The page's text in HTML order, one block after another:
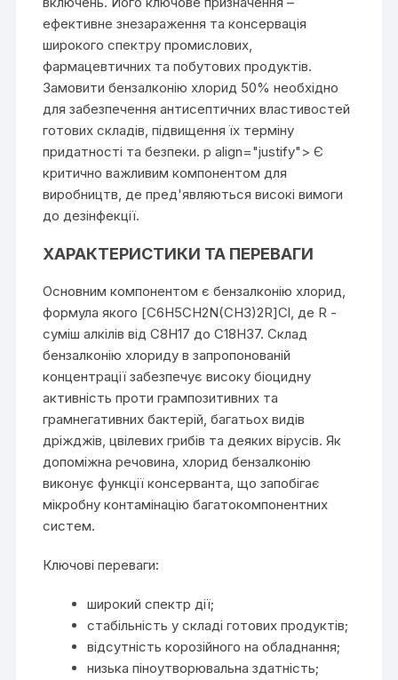
ефективне знезараження та консервація
широкого спектру промислових,
фармацевтичних та побутових продуктів.
Замовити бензалконію хлорид 50% необхідно
для забезпечення антисептичних властивостей
готових складів, підвищення їх терміну
придатності та безпеки. p align="justify"> Є
критично важливим компонентом для
виробництв, де пред'являються високі вимоги
до дезінфекції.
ХАРАКТЕРИСТИКИ ТА ПЕРЕВАГИ
Основним компонентом є бензалконію хлорид,
формула якого [C6H5CH2N(CH3)2R]Cl, де R -
суміш алкілів від C8H17 до C18H37. Склад
бензалконію хлориду в запропонованій
концентрації забезпечує високу біоцидну
активність проти грампозитивних та
грамнегативних бактерій, багатьох видів
дріжджів, цвілевих грибів та деяких вірусів. Як
допоміжна речовина, хлорид бензалконію
виконує функції консерванта, що запобігає
мікробну контамінацію багатокомпонентних
систем.
Ключові переваги:
широкий спектр дії;
стабільність у складі готових продуктів;
відсутність корозійного на обладнання;
низька піноутворювальна здатність;